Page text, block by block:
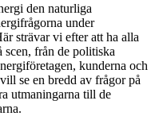
den naturliga
under
strävar vi efter att ha alla
scen, från de politiska
kunderna och
se en bredd av frågor på
utmaningarna till de